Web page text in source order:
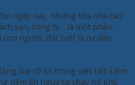
ngày nay, những tòa nhà cao
sạn, công ty… là một phần
người, đặc biệt là cư dân
tuy có lợi trong việc tiết kiệm
tiềm ẩn nguy cơ cháy nổ khó